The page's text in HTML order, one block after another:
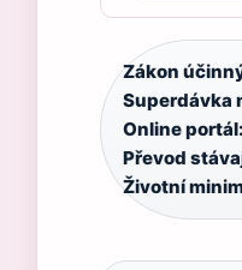
Zákon
Superdávka
Online portál:
Převod
Životní